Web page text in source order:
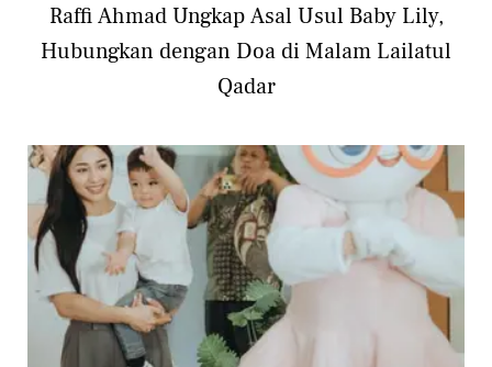
Raffi Ahmad Ungkap Asal Usul Baby Lily,
Hubungkan dengan Doa di Malam Lailatul
Qadar